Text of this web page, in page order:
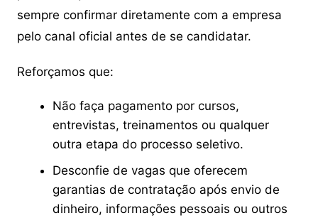
sempre confirmar diretamente com a empresa
pelo canal oficial antes de se candidatar.
Reforçamos que:
Não faça pagamento por cursos,
entrevistas, treinamentos ou qualquer
outra etapa do processo seletivo.
Desconfie de vagas que oferecem
garantias de contratação após envio de
dinheiro, informações pessoais ou outros